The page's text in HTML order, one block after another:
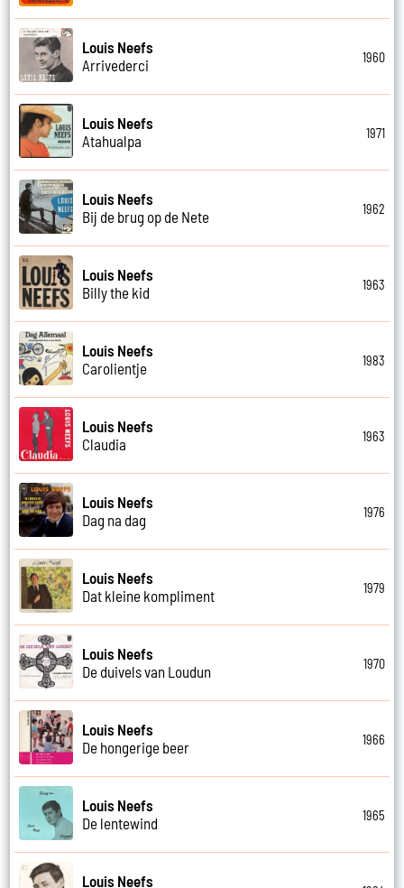
Louis Neefs
Arrivederci
1960
Louis Neefs
Atahualpa
1971
Louis Neefs
Bij de brug op de Nete
1962
Louis Neefs
Billy the kid
1963
Louis Neefs
Carolientje
1983
Louis Neefs
Claudia
1963
Louis Neefs
Dag na dag
1976
Louis Neefs
Dat kleine kompliment
1979
Louis Neefs
De duivels van Loudun
1970
Louis Neefs
De hongerige beer
1966
Louis Neefs
De lentewind
1965
Louis Neefs